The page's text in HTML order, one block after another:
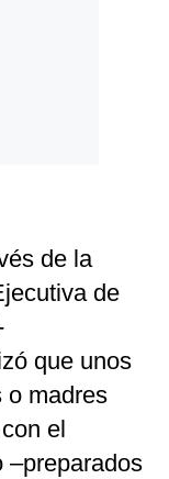
de la
de
que unos
o madres
el
–preparados